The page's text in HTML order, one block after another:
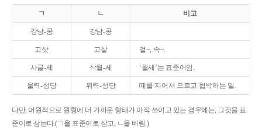
ㄱ ㄴ 비고
강낭-콩 강남-콩
고삿 고샅 겉~, 속~.
사글-세 삭월-세 ‘월세’는 표준어임.
울력-성당 위력-성당 떼를 지어서 으르고 협박하는 일.
다만, 어원적으로 원형에 더 가까운 형태가 아직 쓰이고 있는 경우에는, 그것을 표
준어로 삼는다.(ㄱ을 표준어로 삼고, ㄴ을 버림.)